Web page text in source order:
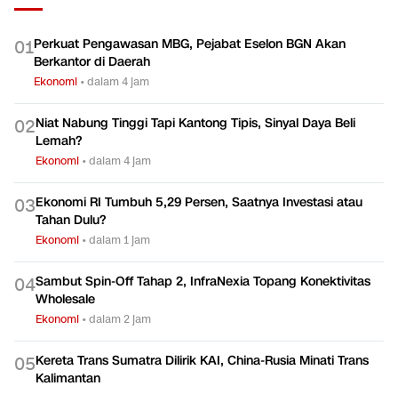
01Perkuat Pengawasan MBG, Pejabat Eselon BGN Akan
Berkantor di Daerah
Ekonomi •dalam 4 jam
02Niat Nabung Tinggi Tapi Kantong Tipis, Sinyal Daya Beli
Lemah?
Ekonomi •dalam 4 jam
03Ekonomi RI Tumbuh 5,29 Persen, Saatnya Investasi atau
Tahan Dulu?
Ekonomi •dalam 1 jam
04Sambut Spin-Off Tahap 2, InfraNexia Topang Konektivitas
Wholesale
Ekonomi •dalam 2 jam
05Kereta Trans Sumatra Dilirik KAI, China-Rusia Minati Trans
Kalimantan